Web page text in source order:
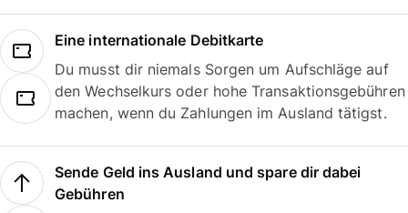
Eine internationale Debitkarte
Du musst dir niemals Sorgen um Aufschläge auf
den Wechselkurs oder hohe Transaktionsgebühren
machen, wenn du Zahlungen im Ausland tätigst.
Sende Geld ins Ausland und spare dir dabei
Gebühren